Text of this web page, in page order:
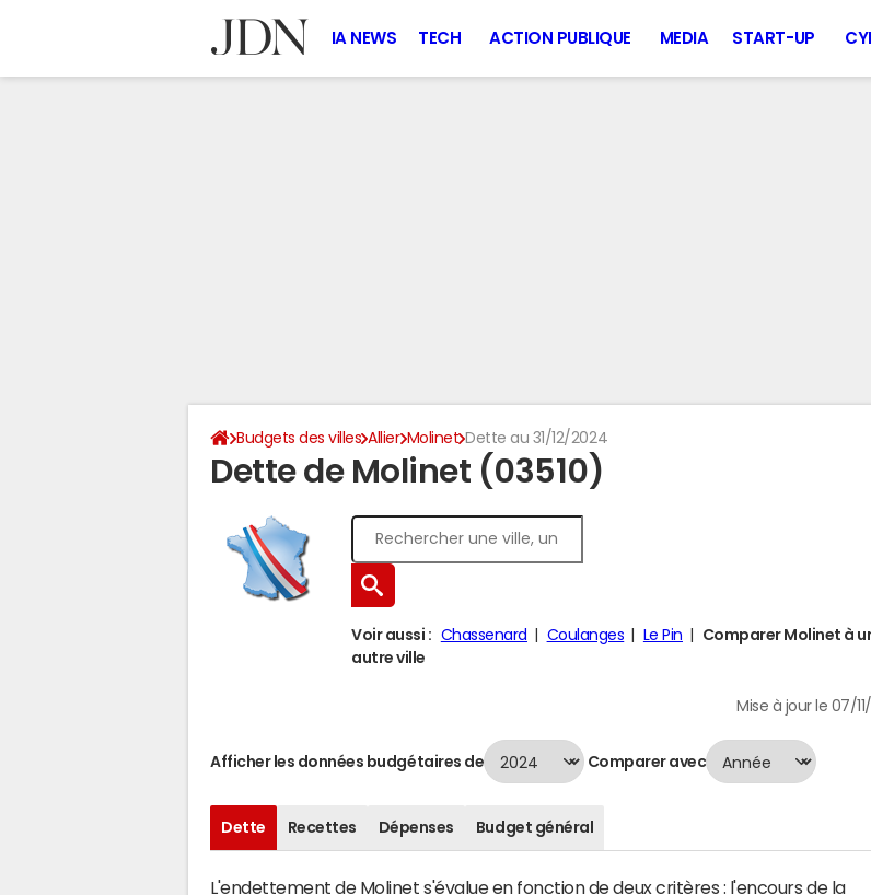
IA NEWS TECH ACTION PUBLIQUE MEDIA START-UP
Budgets des villes Allier Molinet Dette au 31/12/2024
Dette de Molinet (03510)
Voir aussi : Chassenard Coulanges Le Pin
Comparer Molinet à
autre ville
Mise à jour le 07/
Afficher les données budgétaires de Comparer avec
Dette Recettes Dépenses Budget général
L'endettement de Molinet s'évalue en fonction de deux critères : l'encours de la